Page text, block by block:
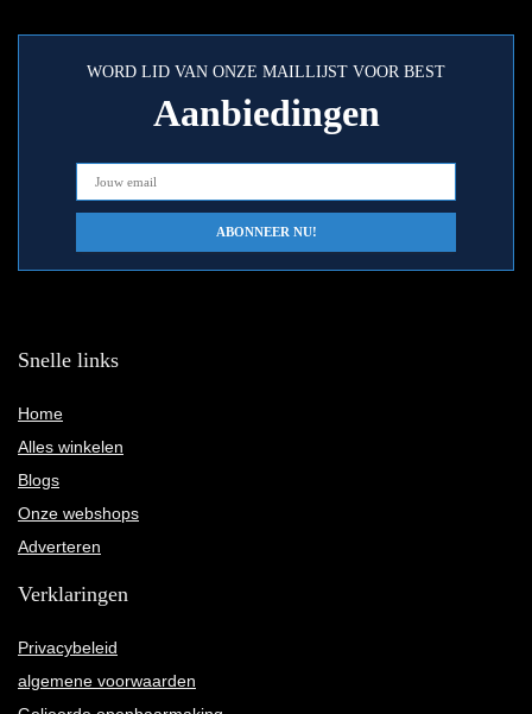
WORD LID VAN ONZE MAILLIJST VOOR BEST
Aanbiedingen
Snelle links
Home
Alles winkelen
Blogs
Onze webshops
Adverteren
Verklaringen
Privacybeleid
algemene voorwaarden